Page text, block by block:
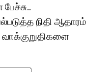
நிதி ஆதாரம்